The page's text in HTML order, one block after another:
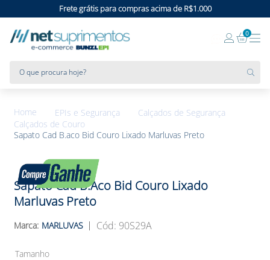
Frete grátis para compras acima de R$1.000
0
EPIs e Segurança
Calçados de Segurança
Calçados de Couro
Sapato Cad B.aco Bid Couro Lixado Marluvas Preto
Sapato Cad B.aco Bid Couro Lixado
Marluvas Preto
MARLUVAS : 90S29A
Tamanho